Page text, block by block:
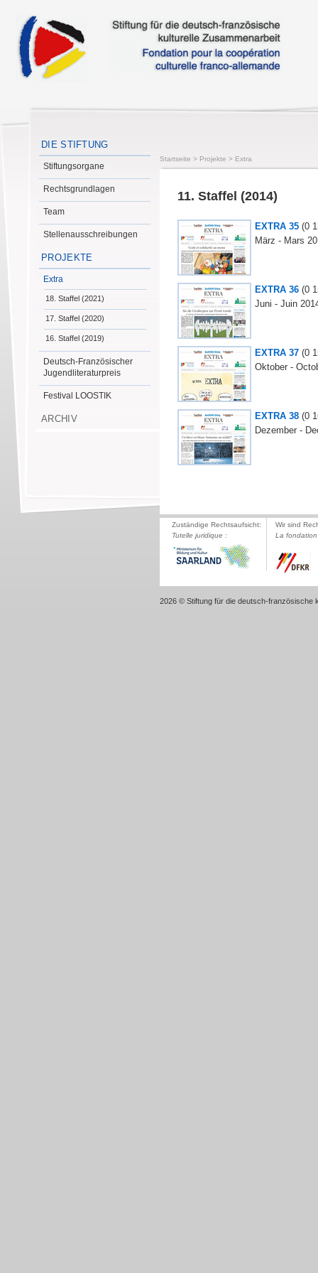
DIE STIFTUNG
Stiftungsorgane
Rechtsgrundlagen
Team
Stellenausschreibungen
PROJEKTE
Extra
18. Staffel (2021)
17. Staffel (2020)
16. Staffel (2019)
Deutsch-Französischer
Jugendliteraturpreis
Festival LOOSTIK
ARCHIV
Startseite > Projekte > Extra
11. Staffel (2014)
EXTRA 35 (0
März - Mars
EXTRA 36 (0
Juni - Juin
EXTRA 37 (0
Oktober -
EXTRA 38 (0
Dezember -
Zuständige Rechtsaufsicht:
Tutelle juridique :
Wir sind
La
2026 © Stiftung für die deutsch-französische